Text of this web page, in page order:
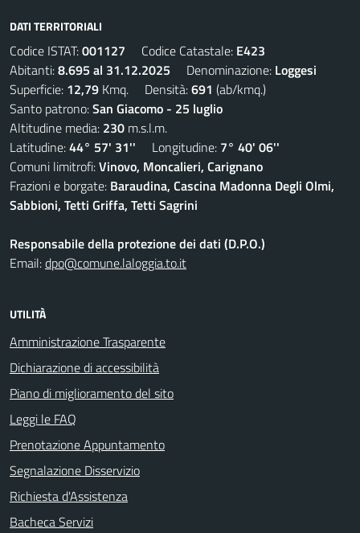
DATI TERRITORIALI
Codice ISTAT:001127 Codice Catastale: E423
Abitanti:8.695 al 31.12.2025 Denominazione: Loggesi
Superficie: 12,79 Kmq. Densità:691 (ab/kmq.)
Santo patrono:San Giacomo - 25 luglio
Altitudine media: 230 m.s.l.m.
Latitudine:44° 57' 31'' Longitudine: 7° 40' 06''
Comuni limitrofi:Vinovo, Moncalieri, Carignano
Frazioni e borgate: Baraudina, Cascina Madonna Degli Olmi,
Sabbioni, Tetti Griffa, Tetti Sagrini
Responsabile della protezione dei dati (D.P.O.)
Email:dpo@comune.laloggia.to.it
UTILITÀ
Amministrazione Trasparente
Dichiarazione di accessibilità
Piano di miglioramento del sito
Leggi le FAQ
Prenotazione Appuntamento
Segnalazione Disservizio
Richiesta d'Assistenza
Bacheca Servizi